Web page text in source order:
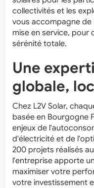
collectivités et les
vous accompagne de
mise en service, pour
sérénité totale.
Une
globale,
Chez L2V Solar,
basée en Bourgogne
enjeux de
d'électricité et de
200 projets réalisés
l'entreprise apporte
maximiser votre
votre investissement